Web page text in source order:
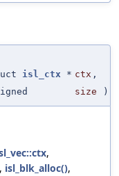
isl_ctx * ctx ,
size )
,
, isl_blk_alloc(),